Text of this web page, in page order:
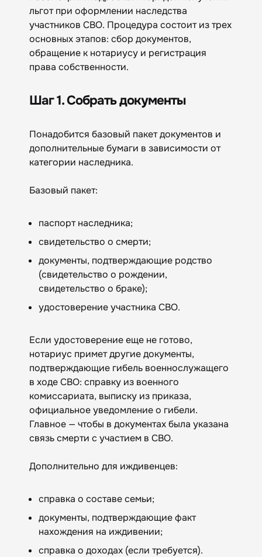
льгот при оформлении наследства
участников СВО. Процедура состоит из трех
основных этапов: сбор документов,
обращение к нотариусу и регистрация
права собственности.
Шаг 1. Собрать документы
Понадобится базовый пакет документов и
дополнительные бумаги в зависимости от
категории наследника.
Базовый пакет:
паспорт наследника;
свидетельство о смерти;
документы, подтверждающие родство
(свидетельство о рождении,
свидетельство о браке);
удостоверение участника СВО.
Если удостоверение еще не готово,
нотариус примет другие документы,
подтверждающие гибель военнослужащего
в ходе СВО: справку из военного
комиссариата, выписку из приказа,
официальное уведомление о гибели.
Главное — чтобы в документах была указана
связь смерти с участием в СВО.
Дополнительно для иждивенцев:
справка о составе семьи;
документы, подтверждающие факт
нахождения на иждивении;
справка о доходах (если требуется).